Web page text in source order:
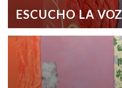
ESCUCHO LA VOZ